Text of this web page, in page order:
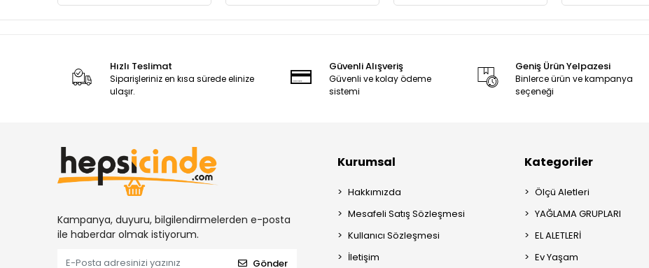
Hızlı Teslimat
Siparişleriniz en kısa sürede elinize
ulaşır.
Güvenli Alışveriş
Güvenli ve kolay ödeme
sistemi
Geniş Ürün Yelpazesi
Binlerce ürün ve kampanya
seçeneği
Kampanya, duyuru, bilgilendirmelerden e-posta
ile haberdar olmak istiyorum.
Gönder
Kurumsal
Hakkımızda
Mesafeli Satış Sözleşmesi
Kullanıcı Sözleşmesi
İletişim
Kategoriler
Ölçü Aletleri
YAĞLAMA GRUPLARI
EL ALETLERİ
Ev Yaşam